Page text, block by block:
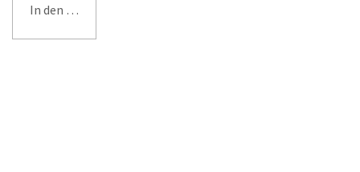
In den Warenkorb